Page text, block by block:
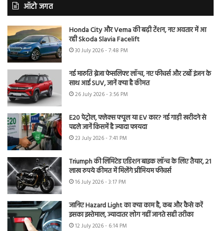
ऑटो जगत
Honda City और Verna की बढ़ी टेंशन, नए अवतार में आ
रही Skoda Slavia Facelift
30 July 2026 - 7:48 PM
नई मारुति ब्रेजा फेसलिफ्ट लॉन्च, नए फीचर्स और टर्बो इंजन के
साथ आई SUV, जानें क्या है कीमत
26 July 2026 - 3:56 PM
E20 पेट्रोल, फ्लेक्स फ्यूल या EV कार? नई गाड़ी खरीदने से
पहले जानें किसमें है ज्यादा फायदा
23 July 2026 - 7:41 PM
Triumph की लिमिटेड एडिशन बाइक लॉन्च के लिए तैयार, 21
लाख रुपये कीमत में मिलेंगे प्रीमियम फीचर्स
16 July 2026 - 3:17 PM
जानिए Hazard Light का क्या काम है, कब और कैसे करें
इसका इस्तेमाल, ज्यादातर लोग नहीं जानते सही तरीका
12 July 2026 - 6:14 PM